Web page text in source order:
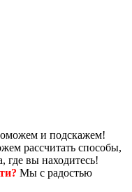
и подскажем!
рассчитать способы,
где вы находитесь!
Мы с радостью